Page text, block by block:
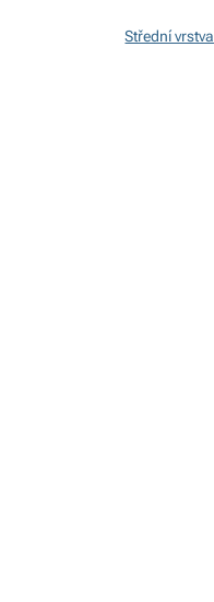
Střední vrstva